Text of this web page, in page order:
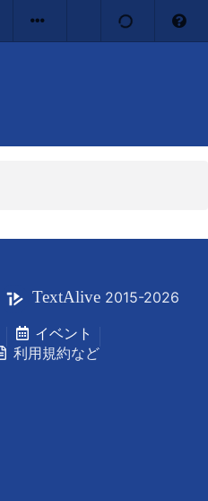
TextAlive 2015-2026
イベント
利用規約など